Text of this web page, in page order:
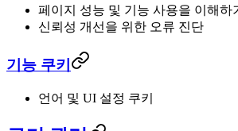
페이지 성능 및 기능 사용을 이해하
신뢰성 개선을 위한 오류 진단
기능 쿠키
언어 및 UI 설정 쿠키